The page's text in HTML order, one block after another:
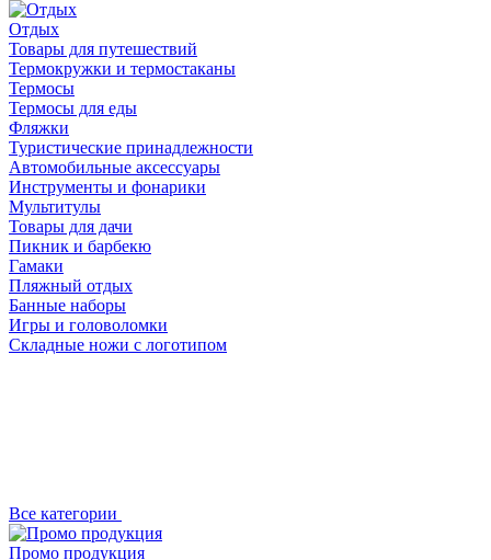
Отдых
Товары для путешествий
Термокружки и термостаканы
Термосы
Термосы для еды
Фляжки
Туристические принадлежности
Автомобильные аксессуары
Инструменты и фонарики
Мультитулы
Товары для дачи
Пикник и барбекю
Гамаки
Пляжный отдых
Банные наборы
Игры и головоломки
Складные ножи с логотипом
Все категории
Промо продукция